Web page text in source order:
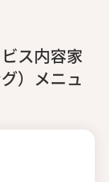
ス内容家
）メニュ